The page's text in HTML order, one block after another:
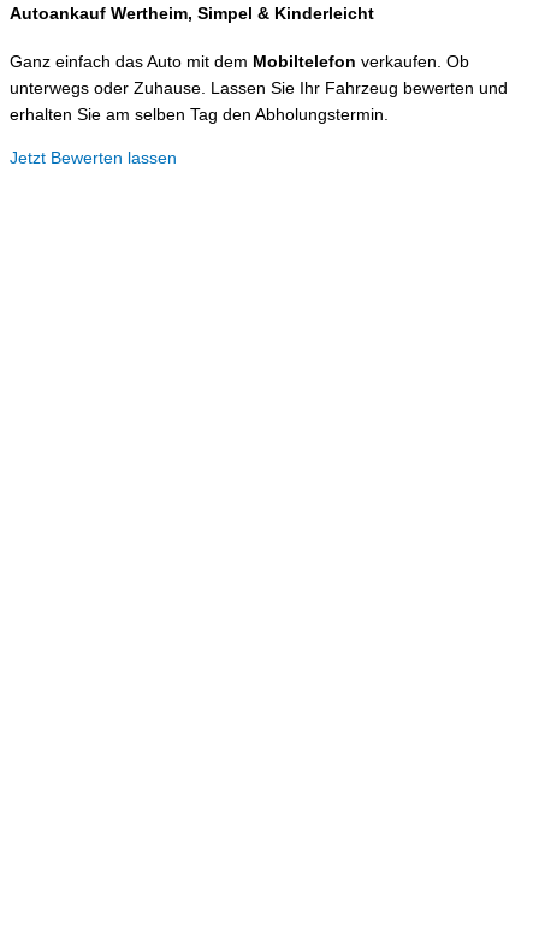
Autoankauf Wertheim, Simpel & Kinderleicht
Ganz einfach das Auto mit dem Mobiltelefon verkaufen. Ob
unterwegs oder Zuhause. Lassen Sie Ihr Fahrzeug bewerten und
erhalten Sie am selben Tag den Abholungstermin.
Jetzt Bewerten lassen